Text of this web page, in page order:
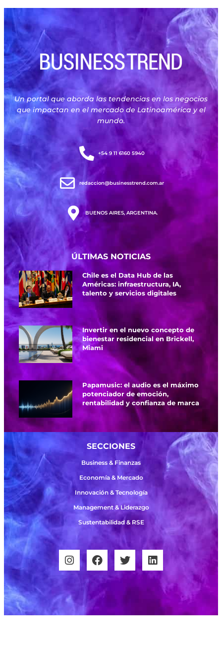
Un portal que aborda las tendencias en los negocios
que impactan en el mercado de Latinoamérica y el
mundo.
+54 9 11 6160 5940
redaccion@businesstrend.com.ar
BUENOS AIRES, ARGENTINA.
ÚLTIMAS NOTICIAS
Chile es el Data Hub de las
Américas: infraestructura, IA,
talento y servicios digitales
Invertir en el nuevo concepto de
bienestar residencial en Brickell,
Miami
Papamusic: el audio es el máximo
potenciador de emoción,
rentabilidad y confianza de marca
SECCIONES
Business & Finanzas
Economía & Mercado
Innovación & Tecnología
Management & Liderazgo
Sustentabilidad & RSE